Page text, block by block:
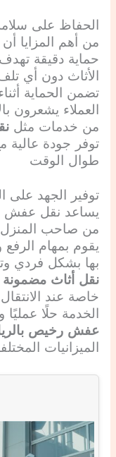
الحفاظ على
من أهم المزايا
حماية دقيقة
الأثاث دون أي
تضمن الحماية
العملاء يشعرون
من خدمات مثل
توفر جودة عالية
طوال الوقت
توفير الجهد على
يساعد نقل عفش
من صاحب
يقوم بمهام الرفع
بها بشكل فردي
نقل أثاث مضمونة
خاصة عند
الخدمة حلًا
عفش رخيص
الميزانيات